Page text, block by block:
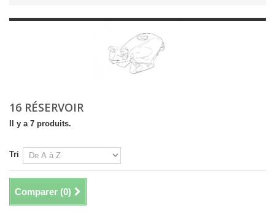
16 RÉSERVOIR
Il y a 7 produits.
Tri
Comparer (0)